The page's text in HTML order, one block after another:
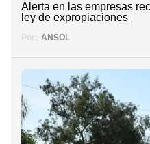
Alerta en las empresas
ley de expropiaciones
Por: ANSOL